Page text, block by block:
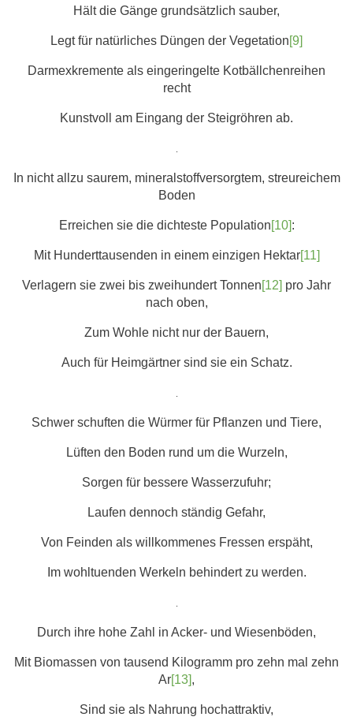
Hält die Gänge grundsätzlich sauber,
Legt für natürliches Düngen der Vegetation[9]
Darmexkremente als eingeringelte Kotbällchenreihen
recht
Kunstvoll am Eingang der Steigröhren ab.
In nicht allzu saurem, mineralstoffversorgtem, streureichem
Boden
Erreichen sie die dichteste Population[10]:
Mit Hunderttausenden in einem einzigen Hektar[11]
Verlagern sie zwei bis zweihundert Tonnen[12] pro Jahr
nach oben,
Zum Wohle nicht nur der Bauern,
Auch für Heimgärtner sind sie ein Schatz.
Schwer schuften die Würmer für Pflanzen und Tiere,
Lüften den Boden rund um die Wurzeln,
Sorgen für bessere Wasserzufuhr;
Laufen dennoch ständig Gefahr,
Von Feinden als willkommenes Fressen erspäht,
Im wohltuenden Werkeln behindert zu werden.
Durch ihre hohe Zahl in Acker- und Wiesenböden,
Mit Biomassen von tausend Kilogramm pro zehn mal zehn
Ar[13],
Sind sie als Nahrung hochattraktiv,